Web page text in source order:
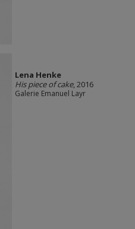
Lena Henke
His piece of cake, 2016
Galerie Emanuel Layr